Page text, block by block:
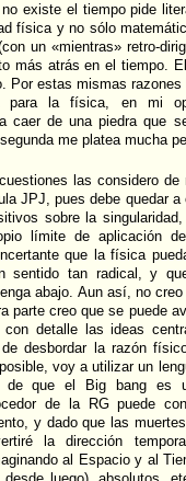
existe el tiempo pide
física y no sólo
un «mientras» retro-
más atrás en el tiempo.
Por estas mismas
para la física, en mi
caer de una piedra que
me platea mucha
las considero
JPJ, pues debe quedar
sobre la
límite de aplicación
que la física
sentido tan radical, y
abajo. Aun así, no
parte creo que se puede
con detalle las ideas
desbordar la razón
voy a utilizar un
de que el Big bang es
de la RG puede
y dado que las
la dirección
al Espacio y al